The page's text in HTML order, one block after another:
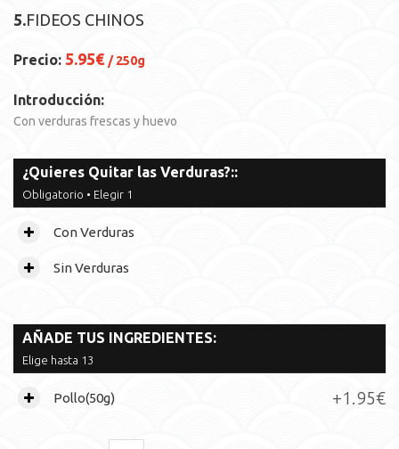
5.FIDEOS CHINOS
Precio: 5.95€ / 250g
Introducción:
Con verduras frescas y huevo
¿Quieres Quitar las Verduras?::
Obligatorio • Elegir 1
Con Verduras
Sin Verduras
AÑADE TUS INGREDIENTES:
Elige hasta 13
Pollo(50g) +1.95€